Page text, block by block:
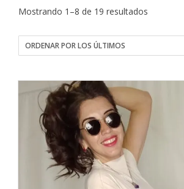
Mostrando 1–8 de 19 resultados
los